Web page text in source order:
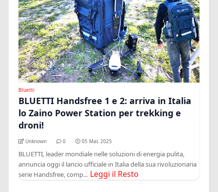
Bluetti
BLUETTI Handsfree 1 e 2: arriva in Italia
lo Zaino Power Station per trekking e
droni!
Unknown 0 05 Mar, 2025
BLUETTI, leader mondiale nelle soluzioni di energia pulita,
annuncia oggi il lancio ufficiale in Italia della sua rivoluzionaria
serie Handsfree, comp... Leggi il Resto